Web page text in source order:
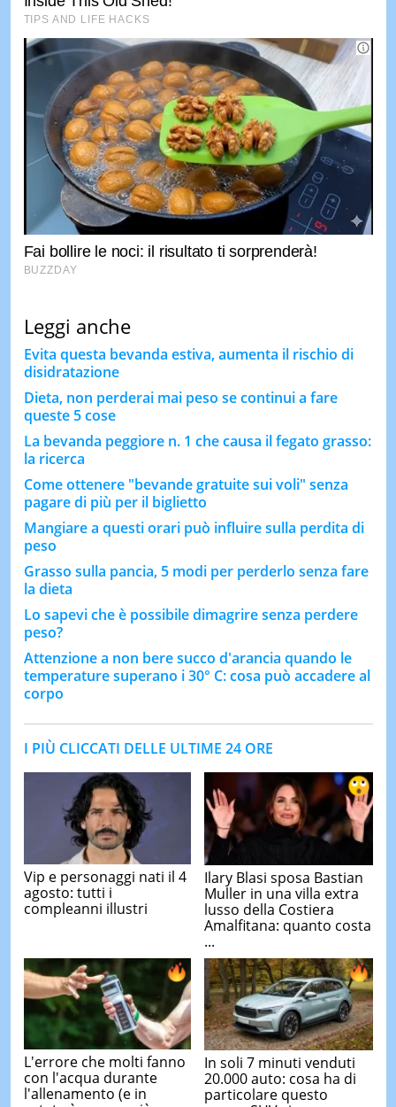
Leggi anche
Evita questa bevanda estiva, aumenta il rischio di
disidratazione
Dieta, non perderai mai peso se continui a fare
queste 5 cose
La bevanda peggiore n. 1 che causa il fegato grasso:
la ricerca
Come ottenere "bevande gratuite sui voli" senza
pagare di più per il biglietto
Mangiare a questi orari può influire sulla perdita di
peso
Grasso sulla pancia, 5 modi per perderlo senza fare
la dieta
Lo sapevi che è possibile dimagrire senza perdere
peso?
Attenzione a non bere succo d'arancia quando le
temperature superano i 30° C: cosa può accadere al
corpo
I PIÙ CLICCATI DELLE ULTIME 24 ORE
Vip e personaggi nati il 4
agosto: tutti i
compleanni illustri
Ilary Blasi sposa Bastian
Muller in una villa extra
lusso della Costiera
Amalfitana: quanto costa
...
L'errore che molti fanno
con l'acqua durante
l'allenamento (e in
In soli 7 minuti venduti
20.000 auto: cosa ha di
particolare questo